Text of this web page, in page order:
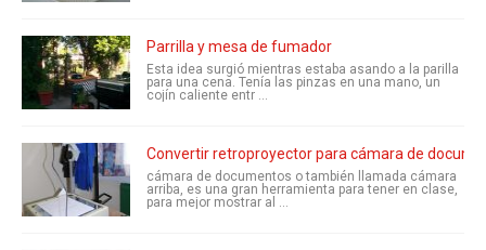
Parrilla y mesa de fumador
Esta idea surgió mientras estaba asando a la parilla
para una cena. Tenía las pinzas en una mano, un
cojín caliente entr ...
Convertir retroproyector para cámara de
cámara de documentos o también llamada cámara
arriba, es una gran herramienta para tener en clase,
para mejor mostrar al ...